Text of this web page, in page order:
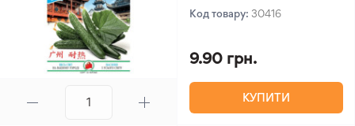
Код товару: 30416
9.90 грн.
КУПИТИ